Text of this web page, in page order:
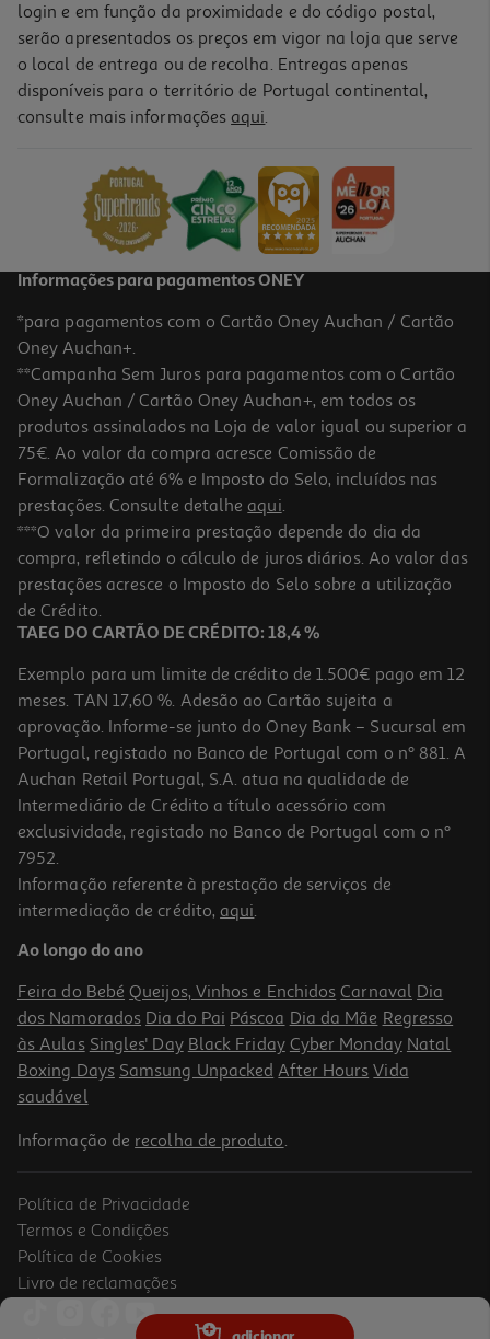
adicionar
Refrigerante S/gas Auchan Tropical 10x0.20l
-20%
Refrigerante S/ Gás Frutis Laranja 1.5l (sdr)
1.06 €/Lt
Price reduced from
1,99 €to
1,59 €
Promoção
-28%
Refrigerante S/gás Capri Sun Orange 0.20l
2.5 €/Lt
0,50 €
Promoção
Bebida Aquarius Limão 0.5l (sdr)
login e em função da proximidade e do código postal,
serão apresentados os preços em vigor na loja que serve
o local de entrega ou de recolha. Entregas apenas
disponíveis para o território de Portugal continental,
consulte mais informações aqui.
Informações para pagamentos ONEY
*para pagamentos com o Cartão Oney Auchan / Cartão
Oney Auchan+.
**Campanha Sem Juros para pagamentos com o Cartão
Oney Auchan / Cartão Oney Auchan+, em todos os
produtos assinalados na Loja de valor igual ou superior a
75€. Ao valor da compra acresce Comissão de
Formalização até 6% e Imposto do Selo, incluídos nas
prestações. Consulte detalhe aqui.
***O valor da primeira prestação depende do dia da
compra, refletindo o cálculo de juros diários. Ao valor das
prestações acresce o Imposto do Selo sobre a utilização
de Crédito.
TAEG DO CARTÃO DE CRÉDITO: 18,4 %
Exemplo para um limite de crédito de 1.500€ pago em 12
meses. TAN 17,60 %. Adesão ao Cartão sujeita a
aprovação. Informe-se junto do Oney Bank – Sucursal em
Portugal, registado no Banco de Portugal com o nº 881. A
Auchan Retail Portugal, S.A. atua na qualidade de
Intermediário de Crédito a título acessório com
exclusividade, registado no Banco de Portugal com o nº
7952.
Informação referente à prestação de serviços de
intermediação de crédito, aqui.
Ao longo do ano
Feira do Bebé Queijos, Vinhos e Enchidos Carnaval Dia
dos Namorados Dia do Pai Páscoa Dia da Mãe Regresso
às Aulas Singles' Day Black Friday Cyber Monday Natal
Boxing Days Samsung Unpacked After Hours Vida
saudável
Informação de recolha de produto.
Política de Privacidade
Termos e Condições
Política de Cookies
Livro de reclamações